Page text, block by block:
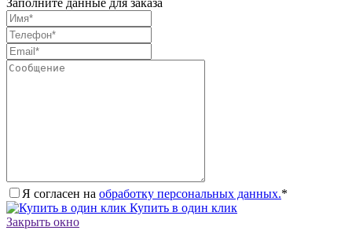
Я согласен на обработку персональных данных.*
Купить в один клик
Закрыть окно